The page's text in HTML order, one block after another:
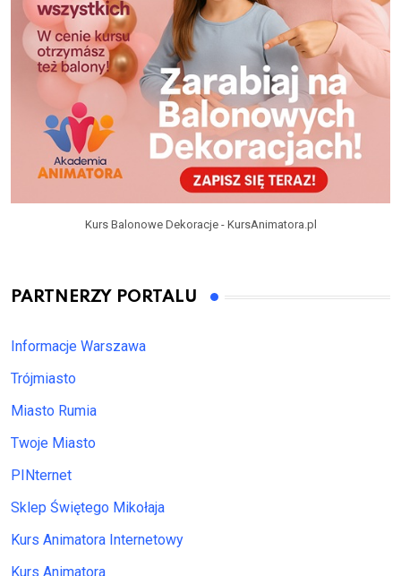
Kurs Balonowe Dekoracje - KursAnimatora.pl
PARTNERZY PORTALU
Informacje Warszawa
Trójmiasto
Miasto Rumia
Twoje Miasto
PINternet
Sklep Świętego Mikołaja
Kurs Animatora Internetowy
Kurs Animatora